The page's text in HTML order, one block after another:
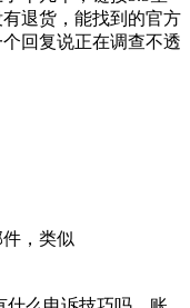
退货，能找到的官方
回复说正在调查不透
，类似